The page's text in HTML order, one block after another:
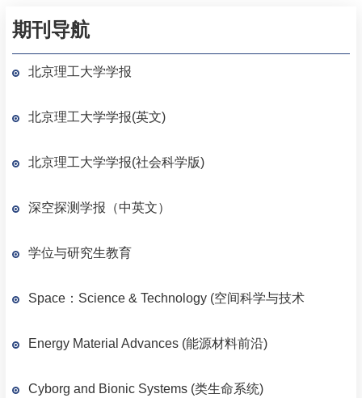
期刊导航
北京理工大学学报
北京理工大学学报(英文)
北京理工大学学报(社会科学版)
深空探测学报（中英文）
学位与研究生教育
Space：Science & Technology (空间科学与技术
Energy Material Advances (能源材料前沿)
Cyborg and Bionic Systems (类生命系统)